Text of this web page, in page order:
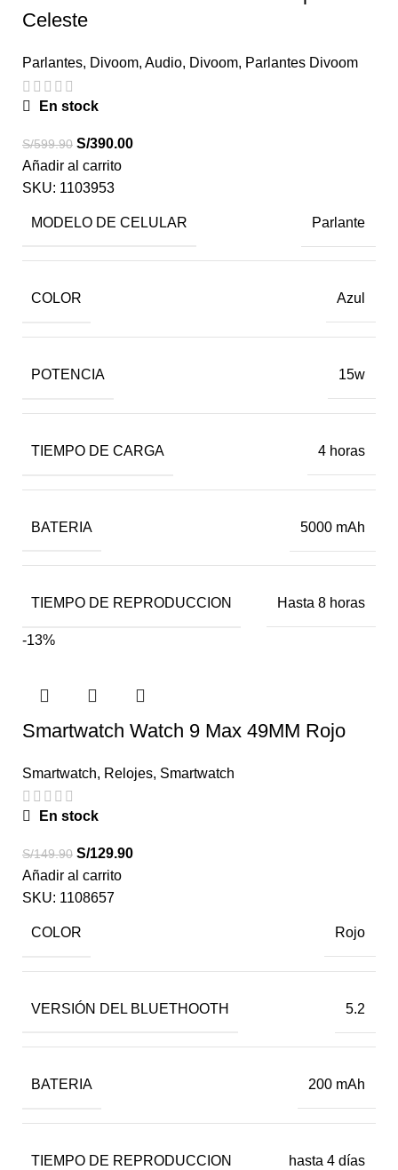
Celeste
Parlantes, Divoom, Audio, Divoom, Parlantes Divoom
En stock
S/599.90 S/390.00
Añadir al carrito
SKU: 1103953
MODELO DE CELULAR Parlante
COLOR Azul
POTENCIA 15w
TIEMPO DE CARGA 4 horas
BATERIA 5000 mAh
TIEMPO DE REPRODUCCION Hasta 8 horas
-13%
Smartwatch Watch 9 Max 49MM Rojo
Smartwatch, Relojes, Smartwatch
En stock
S/149.90 S/129.90
Añadir al carrito
SKU: 1108657
COLOR Rojo
VERSIÓN DEL BLUETHOOTH 5.2
BATERIA 200 mAh
TIEMPO DE REPRODUCCION hasta 4 días